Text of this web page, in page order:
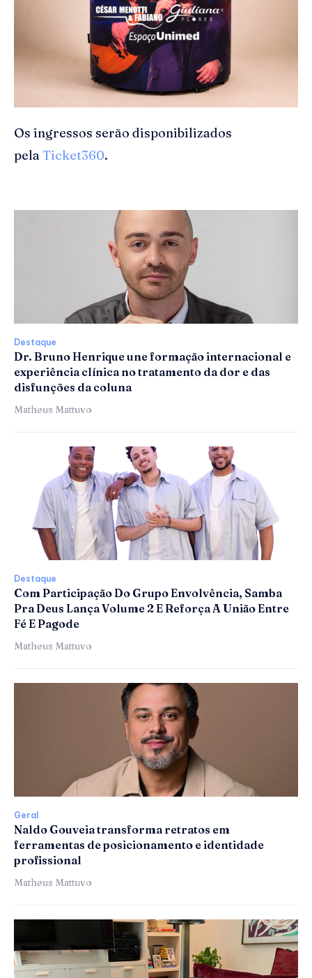
Os ingressos serão disponibilizados
pela Ticket360.
Destaque
Dr. Bruno Henrique une formação internacional e
experiência clínica no tratamento da dor e das
disfunções da coluna
Matheus Mattuvo
Destaque
Com Participação Do Grupo Envolvência, Samba
Pra Deus Lança Volume 2 E Reforça A União Entre
Fé E Pagode
Matheus Mattuvo
Geral
Naldo Gouveia transforma retratos em
ferramentas de posicionamento e identidade
profissional
Matheus Mattuvo